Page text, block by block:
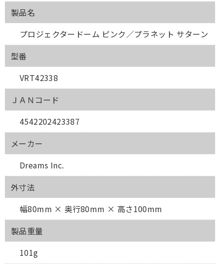
製品名
プロジェクタードーム ピンク／プラネット サターン
型番
VRT42338
ＪＡＮコード
4542202423387
メーカー
Dreams Inc.
外寸法
幅80mm × 奥行80mm × 高さ100mm
製品重量
101g